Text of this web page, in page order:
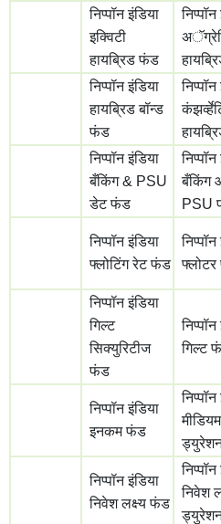
निप्पॉन इंडिया
इक्विटी
हायब्रिड फंड
निप्पॉन
निप्पॉन इंडिया
हायब्रिड बॉन्ड
फंड
निप्पॉन
निप्पॉन इंडिया
बँकिंग & PSU
डेट फंड
निप्पॉन
बँकिंग
PSU
निप्पॉन इंडिया
फ्लोटिंग रेट फंड
निप्पॉन
निप्पॉन इंडिया
गिल्ट
सिक्युरिटीज
फंड
निप्पॉन
गिल्ट
निप्पॉन इंडिया
इनकम फंड
निप्पॉन
निप्पॉन इंडिया
निवेश लक्ष्य फंड
निप्पॉन
निवेश